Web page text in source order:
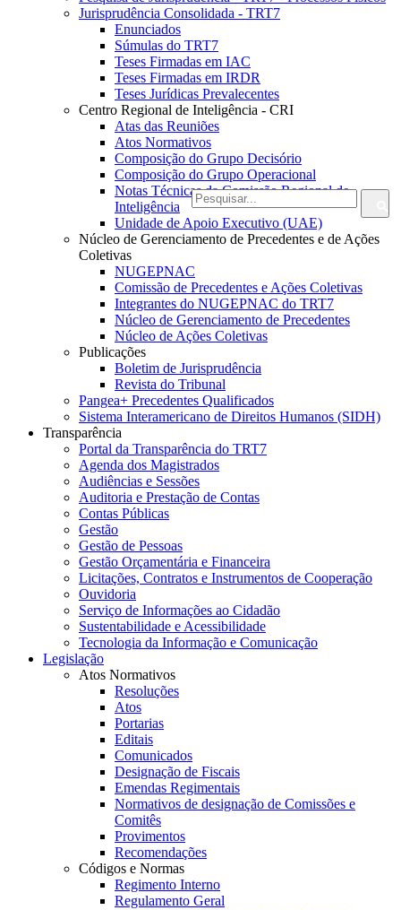
Jurisprudência Consolidada - TRT7
Enunciados
Súmulas do TRT7
Teses Firmadas em IAC
Teses Firmadas em IRDR
Teses Jurídicas Prevalecentes
Centro Regional de Inteligência - CRI
Atas das Reuniões
Atos Normativos
Composição do Grupo Decisório
Composição do Grupo Operacional
Notas Técnicas da Comissão Regional de
Inteligência
Unidade de Apoio Executivo (UAE)
Núcleo de Gerenciamento de Precedentes e de Ações
Coletivas
NUGEPNAC
Comissão de Precedentes e Ações Coletivas
Integrantes do NUGEPNAC do TRT7
Núcleo de Gerenciamento de Precedentes
Núcleo de Ações Coletivas
Publicações
Boletim de Jurisprudência
Revista do Tribunal
Pangea+ Precedentes Qualificados
Sistema Interamericano de Direitos Humanos (SIDH)
Transparência
Portal da Transparência do TRT7
Agenda dos Magistrados
Audiências e Sessões
Auditoria e Prestação de Contas
Contas Públicas
Gestão
Gestão de Pessoas
Gestão Orçamentária e Financeira
Licitações, Contratos e Instrumentos de Cooperação
Ouvidoria
Serviço de Informações ao Cidadão
Sustentabilidade e Acessibilidade
Tecnologia da Informação e Comunicação
Legislação
Atos Normativos
Resoluções
Atos
Portarias
Editais
Comunicados
Designação de Fiscais
Emendas Regimentais
Normativos de designação de Comissões e
Comitês
Provimentos
Recomendações
Códigos e Normas
Regimento Interno
Regulamento Geral